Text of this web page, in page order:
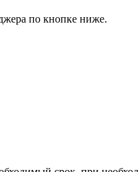
по кнопке ниже.